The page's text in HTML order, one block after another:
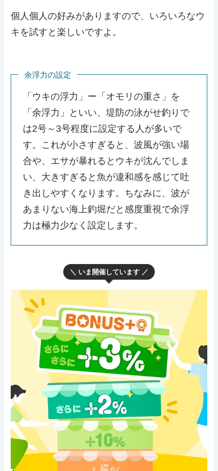
個人個人の好みがありますので、いろいろなウ
キを試すと楽しいですよ。
余浮力の設定
「ウキの浮力」ー「オモリの重さ」を
「余浮力」といい、堤防の泳がせ釣りで
は2号～3号程度に設定する人が多いで
す。これが小さすぎると、波風が強い場
合や、エサが暴れるとウキが沈んでしま
い、大きすぎると魚が違和感を感じて吐
き出しやすくなります。ちなみに、波が
あまりない海上釣堀だと感度重視で余浮
力は極力少なく設定します。
＼ いま開催しています ／